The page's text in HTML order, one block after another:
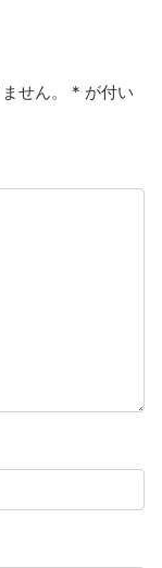
せん。 * が付い